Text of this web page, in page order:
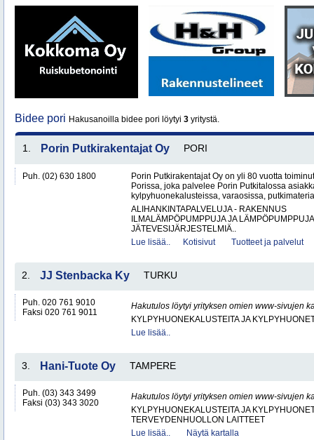
Bidee pori Hakusanoilla bidee pori löytyi 3 yritystä.
1. Porin Putkirakentajat Oy PORI
Puh. (02) 630 1800
Porin Putkirakentajat Oy on yli 80 vuotta
Porissa, joka palvelee Porin Putkitalossa
kylpyhuonekalusteissa, varaosissa,
ALIHANKINTAPALVELUJA - RAKENNUS
ILMALÄMPÖPUMPPUJA JA LÄMPÖPUMPPUJA
JÄTEVESIJÄRJESTELMIÄ..
Lue lisää..
Kotisivut Tuotteet ja palvelut
2. JJ Stenbacka Ky TURKU
Puh. 020 761 9010
Faksi 020 761 9011
Hakutulos löytyi yrityksen omien www-sivujen
KYLPYHUONEKALUSTEITA JA
Lue lisää..
3. Hani-Tuote Oy TAMPERE
Puh. (03) 343 3499
Faksi (03) 343 3020
Hakutulos löytyi yrityksen omien www-sivujen
KYLPYHUONEKALUSTEITA JA
TERVEYDENHUOLLON LAITTEET
Lue lisää..
Näytä kartalla